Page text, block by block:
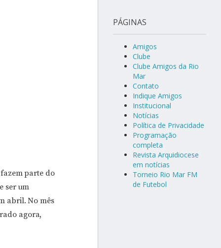
parte do
ser um
abril. No mês
agora,
PÁGINAS
Amigos
Clube
Clube Amigos da Rio
Mar
Contato
Indique Amigos
Institucional
Notícias
Política de Privacidade
Programação
completa
Revista Arquidiocese
em notícias
Torneio Rio Mar FM
de Futebol